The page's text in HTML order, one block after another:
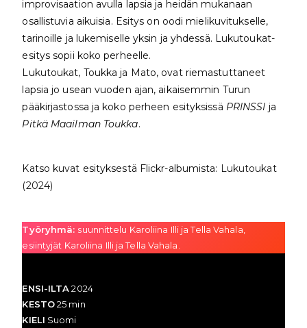
improvisaation avulla lapsia ja heidän mukanaan
osallistuvia aikuisia. Esitys on oodi mielikuvitukselle,
tarinoille ja lukemiselle yksin ja yhdessä. Lukutoukat-
esitys sopii koko perheelle.
Lukutoukat, Toukka ja Mato, ovat riemastuttaneet
lapsia jo usean vuoden ajan, aikaisemmin Turun
pääkirjastossa ja koko perheen esityksissä PRINSSI ja
Pitkä Maailman Toukka.
Katso kuvat esityksestä Flickr-albumista: Lukutoukat
(2024)
Työryhmä: suunnittelu Karoliina Illi ja Tella Vahala,
esiintyjät Karoliina Illi ja Tella Vahala.
ENSI-ILTA2024
KESTO25 min
KIELI Suomi